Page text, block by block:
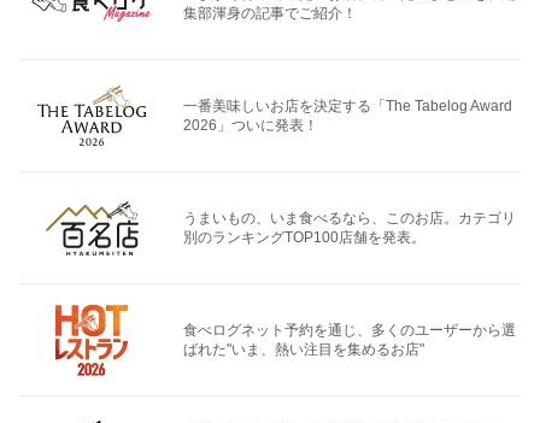
集部渾身の記事でご紹介！
一番美味しいお店を決定する「The Tabelog Award
2026」ついに発表！
うまいもの、いま食べるなら、このお店。カテゴリ
別のランキングTOP100店舗を発表。
食べログネット予約を通じ、多くのユーザーから選
ばれた"いま、熱い注目を集めるお店"